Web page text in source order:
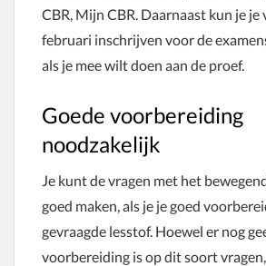
CBR, Mijn CBR. Daarnaast kun je je
februari inschrijven voor de
als je mee wilt doen aan de proef.
Goede voorbereiding
noodzakelijk
Je kunt de vragen met het
goed maken, als je je goed
gevraagde lesstof. Hoewel er nog
voorbereiding is op dit soort